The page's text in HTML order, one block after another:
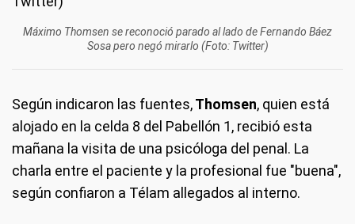
Máximo Thomsen se reconoció parado al lado de Fernando Báez
Sosa pero negó mirarlo (Foto: Twitter)
Según indicaron las fuentes,Thomsen, quien está
alojado en la celda 8 del Pabellón 1, recibió esta
mañana la visita de una psicóloga del penal. La
charla entre el paciente y la profesional fue "buena",
según confiaron a Télam allegados al interno.